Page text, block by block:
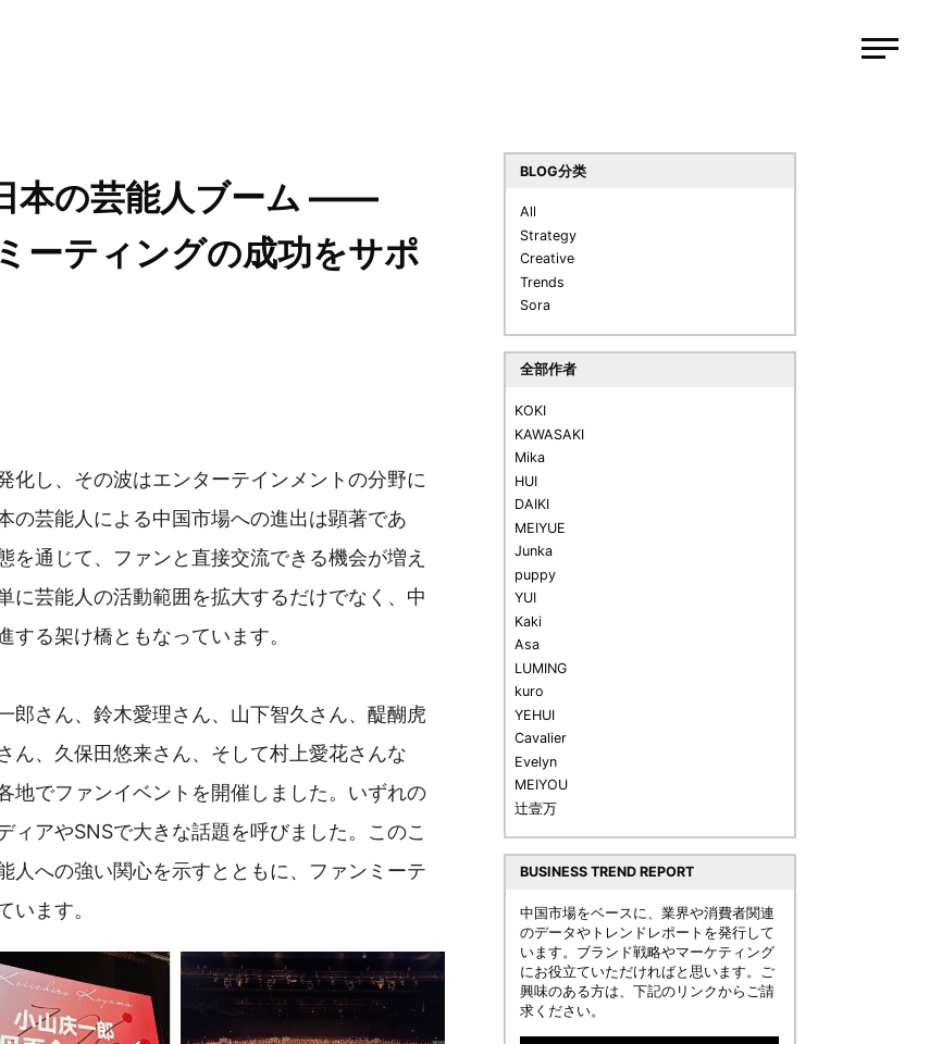
本の芸能人ブーム ——
ーティングの成功をサポ
化し、その波はエンターテインメントの分野に
の芸能人による中国市場への進出は顕著であ
を通じて、ファンと直接交流できる機会が増え
に芸能人の活動範囲を拡大するだけでなく、中
する架け橋ともなっています。
郎さん、鈴木愛理さん、山下智久さん、醍醐虎
ん、久保田悠来さん、そして村上愛花さんな
地でファンイベントを開催しました。いずれの
ィアやSNSで大きな話題を呼びました。このこ
人への強い関心を示すとともに、ファンミーテ
います。
BLOG分类
All
Strategy
Creative
Trends
Sora
全部作者
KOKI
KAWASAKI
Mika
HUI
DAIKI
MEIYUE
Junka
puppy
YUI
Kaki
Asa
LUMING
kuro
YEHUI
Cavalier
Evelyn
MEIYOU
辻壹万
BUSINESS TREND REPORT
中国市場をベースに、業界や消費者関連
のデータやトレンドレポートを発行して
います。ブランド戦略やマーケティング
にお役立ていただければと思います。ご
興味のある方は、下記のリンクからご請
求ください。